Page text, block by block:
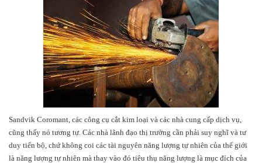
Sandvik Coromant, các công cụ cắt kim loại và các nhà cung cấp dịch vụ,
cũng thấy nó tương tự. Các nhà lãnh đạo thị trường cần phải suy nghĩ và tư
duy tiến bộ, chứ không coi các tài nguyên năng lượng tự nhiên của thế giới
là năng lượng tự nhiên mà thay vào đó tiêu thụ năng lượng là mục đích của